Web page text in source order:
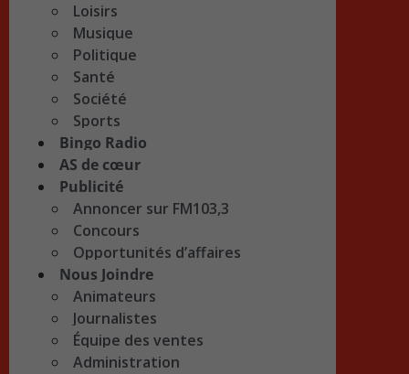
Loisirs
Musique
Politique
Santé
Société
Sports
Bingo Radio
AS de cœur
Publicité
Annoncer sur FM103,3
Concours
Opportunités d’affaires
Nous Joindre
Animateurs
Journalistes
Équipe des ventes
Administration